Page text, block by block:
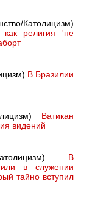
Католицизм)
религия 'не
В Бразилии
Ватикан
видений
В
в служении
тайно вступил